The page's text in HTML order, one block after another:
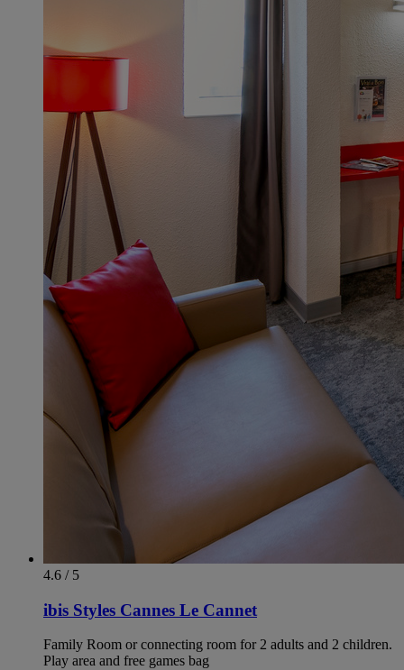
4.6 / 5
ibis Styles Cannes Le Cannet
Family Room or connecting room for 2 adults and 2 children.
Play area and free games bag